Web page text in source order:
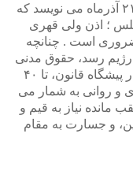
در تاریخ سه شنبه ۲۱ آذرماه می نویسد که
؛ اذن ولى قهرى
است . چنانچه
رژیم رسد، حقوق مدنی
بانوان، به کلی از آنان گرفته شده، و آنان در پیشگاه قانون، تا ۴۰
و روانی به شمار می
مانده نیاز به قیم و
و جسارت به مقام